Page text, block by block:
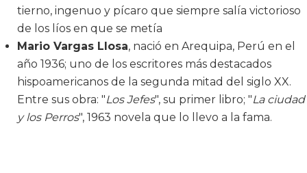
tierno, ingenuo y pícaro que siempre salía victorioso
de los líos en que se metía
Mario Vargas Llosa, nació en Arequipa, Perú en el
año 1936; uno de los escritores más destacados
hispoamericanos de la segunda mitad del siglo XX.
Entre sus obra: "Los Jefes", su primer libro; "La ciudad
y los Perros", 1963 novela que lo llevo a la fama.